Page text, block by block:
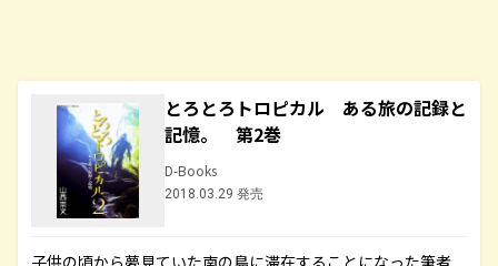
とろとろトロピカル ある旅の記録と
記憶。 第2巻
D-Books
2018.03.29 発売
子供の頃から夢見ていた南の島に滞在することになった筆者